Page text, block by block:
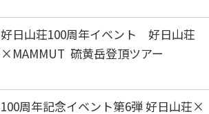
好日山荘100周年イベント 好日山荘
×MAMMUT 硫黄岳登頂ツアー
100周年記念イベント第6弾 好日山荘×